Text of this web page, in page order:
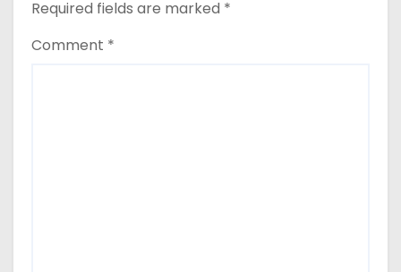
Required fields are marked *
Comment *